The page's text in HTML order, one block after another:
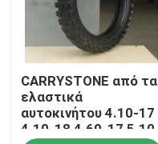
Σχετικά με εμάς
Επαφές
CARRYSTONE από τα
ελαστικά
αυτοκινήτου 4.10-17
4.10-18 4.60-17 5.10-